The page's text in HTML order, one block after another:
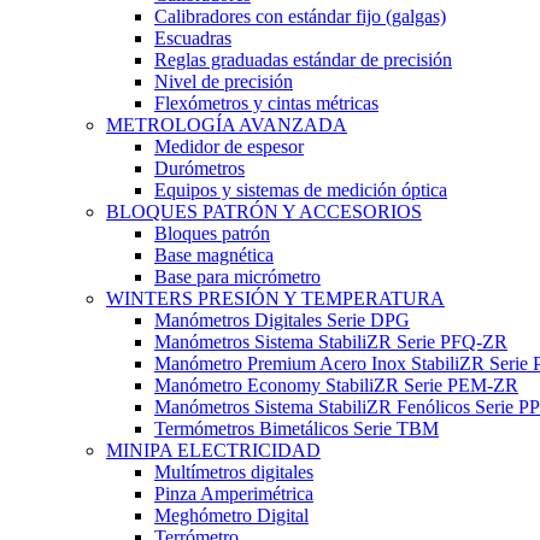
Calibradores con estándar fijo (galgas)
Escuadras
Reglas graduadas estándar de precisión
Nivel de precisión
Flexómetros y cintas métricas
METROLOGÍA AVANZADA
Medidor de espesor
Durómetros
Equipos y sistemas de medición óptica
BLOQUES PATRÓN Y ACCESORIOS
Bloques patrón
Base magnética
Base para micrómetro
WINTERS PRESIÓN Y TEMPERATURA
Manómetros Digitales Serie DPG
Manómetros Sistema StabiliZR Serie PFQ-ZR
Manómetro Premium Acero Inox StabiliZR Serie
Manómetro Economy StabiliZR Serie PEM-ZR
Manómetros Sistema StabiliZR Fenólicos Serie
Termómetros Bimetálicos Serie TBM
MINIPA ELECTRICIDAD
Multímetros digitales
Pinza Amperimétrica
Meghómetro Digital